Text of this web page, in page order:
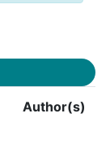
Author(s)